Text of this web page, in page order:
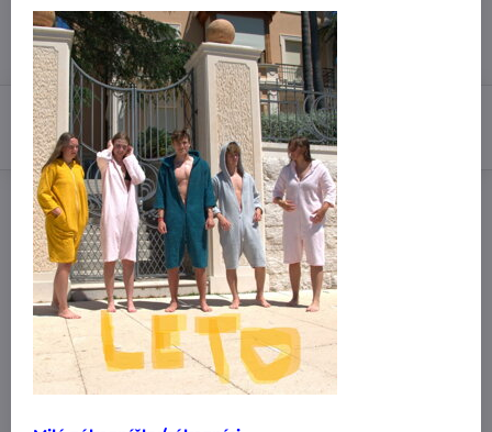
7 dní
33,99 €
Do košíka
Pridať k Obľúbeným
Doručenia
Výrobca:MiniPlanet
Nákup za:
60,99 € doručíme za 3,99 €
61 € doručíme za 1,99 €
101 € a viac doručíme zadarmo